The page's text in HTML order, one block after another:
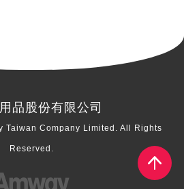
品股份有限公司
Taiwan Company Limited. All Rights
Reserved.